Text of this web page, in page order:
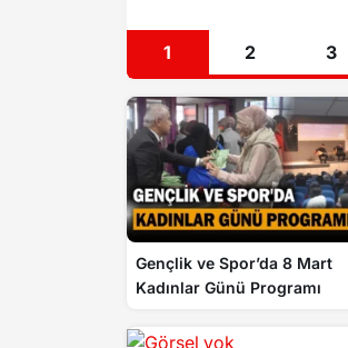
1 2 3
Gençlik ve Spor’da 8 Mart
Kadınlar Günü Programı